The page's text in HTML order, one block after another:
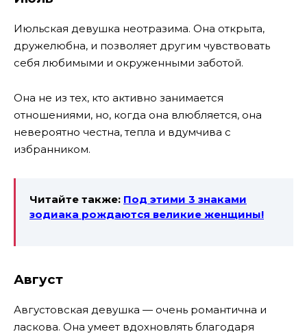
Июльская девушка неотразима. Она открыта,
дружелюбна, и позволяет другим чувствовать
себя любимыми и окруженными заботой.
Она не из тех, кто активно занимается
отношениями, но, когда она влюбляется, она
невероятно честна, тепла и вдумчива с
избранником.
Читайте также: Под этими 3 знаками
зодиака рождаются великие женщины!
Август
Августовская девушка — очень романтична и
ласкова. Она умеет вдохновлять благодаря